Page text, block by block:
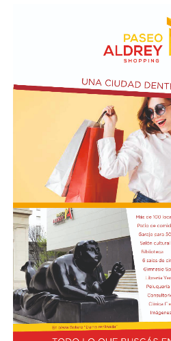
la familia aseguró que no
durante las últimas horas de la
trabajan con las imágenes de
los testimonios de las
contacto con ella antes del
El presidente Javier Milei recibió
Honoris Causa.
Previamente, Milei participó
y toma de mando de la
Fujimori, realizado en el
marco de su visita oficial a Lima.
El presidente viajó
integrada por el canciller